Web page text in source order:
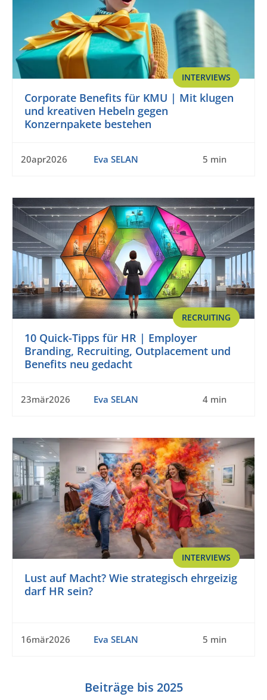
INTERVIEWS
Corporate Benefits für KMU | Mit klugen
und kreativen Hebeln gegen
Konzernpakete bestehen
20apr2026 Eva SELAN 5 min
RECRUITING
10 Quick-Tipps für HR | Employer
Branding, Recruiting, Outplacement und
Benefits neu gedacht
23mär2026 Eva SELAN 4 min
INTERVIEWS
Lust auf Macht? Wie strategisch ehrgeizig
darf HR sein?
16mär2026 Eva SELAN 5 min
Beiträge bis 2025